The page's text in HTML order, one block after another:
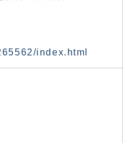
index.html